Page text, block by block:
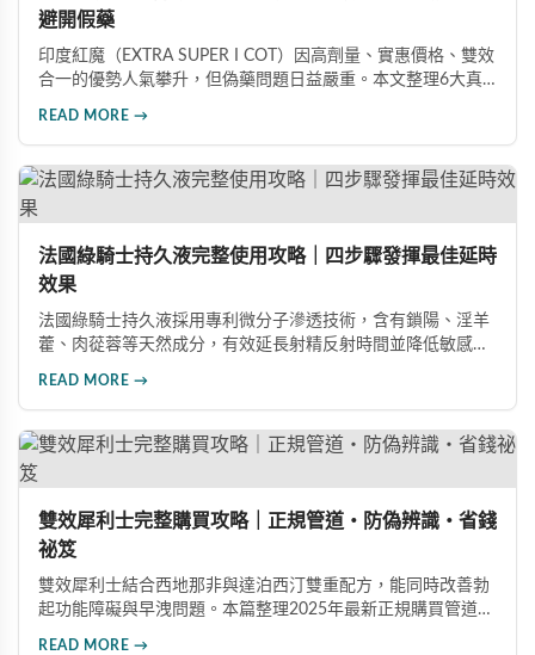
避開假藥
印度紅魔（EXTRA SUPER I COT）因高劑量、實惠價格、雙效
合一的優勢人氣攀升，但偽藥問題日益嚴重。本文整理6大真
READ MORE →
法國綠騎士持久液完整使用攻略｜四步驟發揮最佳延時
效果
法國綠騎士持久液採用專利微分子滲透技術，含有鎖陽、淫羊
藿、肉蓯蓉等天然成分，有效延長射精反射時間並降低敏感
READ MORE →
雙效犀利士完整購買攻略｜正規管道・防偽辨識・省錢
祕笈
雙效犀利士結合西地那非與達泊西汀雙重配方，能同時改善勃
起功能障礙與早洩問題。本篇整理2025年最新正規購買管道、
READ MORE →